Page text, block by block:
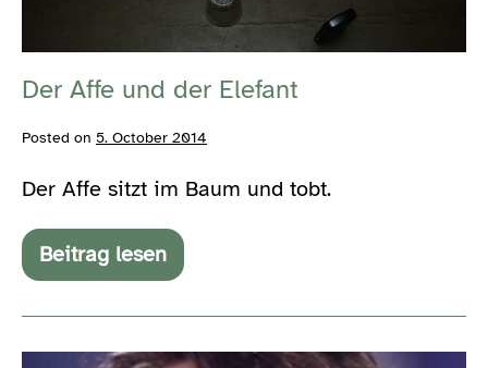
Der Affe und der Elefant
Posted on 5. October 2014
Der Affe sitzt im Baum und tobt.
Beitrag lesen
Der
Affe
Elefant